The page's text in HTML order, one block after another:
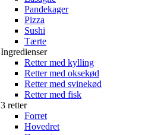
Pandekager
Pizza
Sushi
Tærte
Ingredienser
Retter med kylling
Retter med oksekød
Retter med svinekød
Retter med fisk
3 retter
Forret
Hovedret